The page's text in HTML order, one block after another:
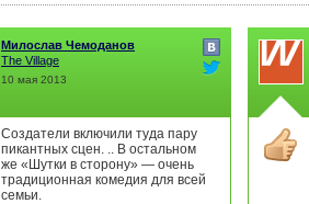
Милослав Чемоданов
The Village
10 мая 2013
Создатели включили туда пару
пикантных сцен. .. В остальном
же «Шутки в сторону» — очень
традиционная комедия для всей
семьи.